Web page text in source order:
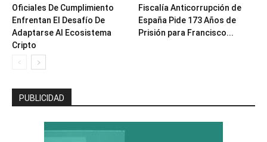
Oficiales De Cumplimiento
Enfrentan El Desafío De
Adaptarse Al Ecosistema
Cripto
Fiscalía Anticorrupción de
España Pide 173 Años de
Prisión para Francisco...
PUBLICIDAD